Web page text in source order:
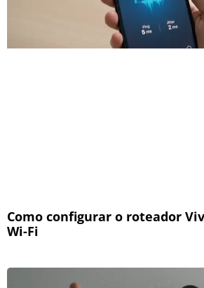
Como configurar o roteador
Wi-Fi